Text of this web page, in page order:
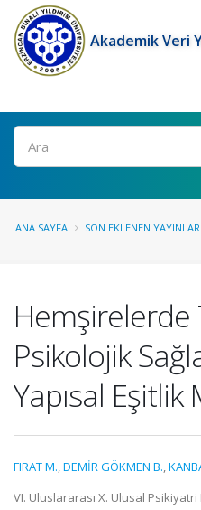
Akademik Veri
Ara
ANA SAYFA SON EKLENEN YAYINLAR
Hemşirelerde
Psikolojik
Yapısal
FIRAT M.,DEMİR GÖKMEN B.,
VI. Uluslararası X. Ulusal